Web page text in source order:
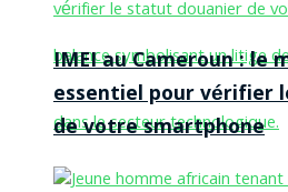
IMEI au Cameroun : le
essentiel pour vérifier
de votre smartphone